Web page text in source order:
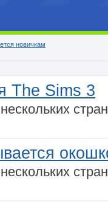
новичкам
The Sims 3